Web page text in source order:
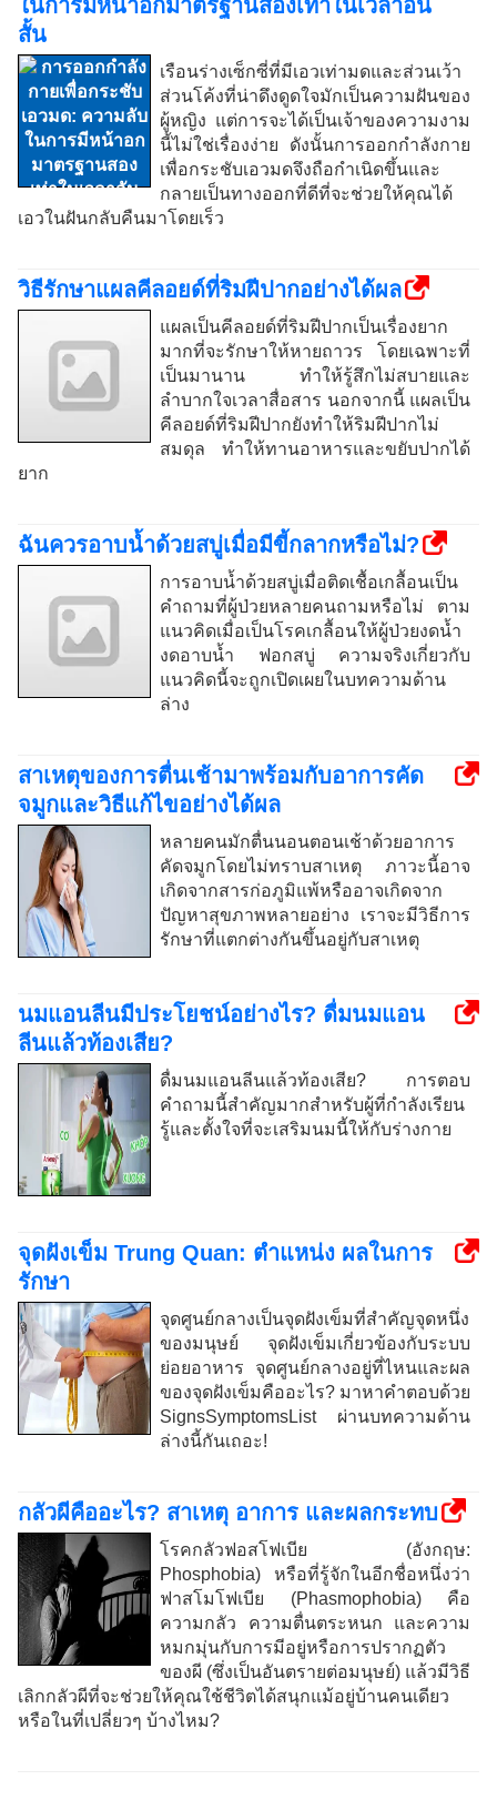
ในการมีหน้าอกมาตรฐานสองเท่าในเวลาอัน
สั้น
เรือนร่างเซ็กซี่ที่มีเอวเท่ามดและส่วนเว้า
ส่วนโค้งที่น่าดึงดูดใจมักเป็นความฝันของ
ผู้หญิง แต่การจะได้เป็นเจ้าของความงาม
นี้ไม่ใช่เรื่องง่าย ดังนั้นการออกกำลังกาย
เพื่อกระชับเอวมดจึงถือกำเนิดขึ้นและ
กลายเป็นทางออกที่ดีที่จะช่วยให้คุณได้
เอวในฝันกลับคืนมาโดยเร็ว
วิธีรักษาแผลคีลอยด์ที่ริมฝีปากอย่างได้ผล
แผลเป็นคีลอยด์ที่ริมฝีปากเป็นเรื่องยาก
มากที่จะรักษาให้หายถาวร โดยเฉพาะที่
เป็นมานาน ทำให้รู้สึกไม่สบายและ
ลำบากใจเวลาสื่อสาร นอกจากนี้ แผลเป็น
คีลอยด์ที่ริมฝีปากยังทำให้ริมฝีปากไม่
สมดุล ทำให้ทานอาหารและขยับปากได้
ยาก
ฉันควรอาบน้ำด้วยสบู่เมื่อมีขี้กลากหรือไม่?
การอาบน้ำด้วยสบู่เมื่อติดเชื้อเกลื้อนเป็น
คำถามที่ผู้ป่วยหลายคนถามหรือไม่ ตาม
แนวคิดเมื่อเป็นโรคเกลื้อนให้ผู้ป่วยงดน้ำ
งดอาบน้ำ ฟอกสบู่ ความจริงเกี่ยวกับ
แนวคิดนี้จะถูกเปิดเผยในบทความด้าน
ล่าง
สาเหตุของการตื่นเช้ามาพร้อมกับอาการคัด
จมูกและวิธีแก้ไขอย่างได้ผล
หลายคนมักตื่นนอนตอนเช้าด้วยอาการ
คัดจมูกโดยไม่ทราบสาเหตุ ภาวะนี้อาจ
เกิดจากสารก่อภูมิแพ้หรืออาจเกิดจาก
ปัญหาสุขภาพหลายอย่าง เราจะมีวิธีการ
รักษาที่แตกต่างกันขึ้นอยู่กับสาเหตุ
นมแอนลีนมีประโยชน์อย่างไร? ดื่มนมแอน
ลีนแล้วท้องเสีย?
ดื่มนมแอนลีนแล้วท้องเสีย? การตอบ
คำถามนี้สำคัญมากสำหรับผู้ที่กำลังเรียน
รู้และตั้งใจที่จะเสริมนมนี้ให้กับร่างกาย
จุดฝังเข็ม Trung Quan: ตำแหน่ง ผลในการ
รักษา
จุดศูนย์กลางเป็นจุดฝังเข็มที่สำคัญจุดหนึ่ง
ของมนุษย์ จุดฝังเข็มเกี่ยวข้องกับระบบ
ย่อยอาหาร จุดศูนย์กลางอยู่ที่ไหนและผล
ของจุดฝังเข็มคืออะไร? มาหาคำตอบด้วย
SignsSymptomsList ผ่านบทความด้าน
ล่างนี้กันเถอะ!
กลัวผีคืออะไร? สาเหตุ อาการ และผลกระทบ
โรคกลัวฟอสโฟเบีย (อังกฤษ:
Phosphobia) หรือที่รู้จักในอีกชื่อหนึ่งว่า
ฟาสโมโฟเบีย (Phasmophobia) คือ
ความกลัว ความตื่นตระหนก และความ
หมกมุ่นกับการมีอยู่หรือการปรากฏตัว
ของผี (ซึ่งเป็นอันตรายต่อมนุษย์) แล้วมีวิธี
เลิกกลัวผีที่จะช่วยให้คุณใช้ชีวิตได้สนุกแม้อยู่บ้านคนเดียว
หรือในที่เปลี่ยวๆ บ้างไหม?